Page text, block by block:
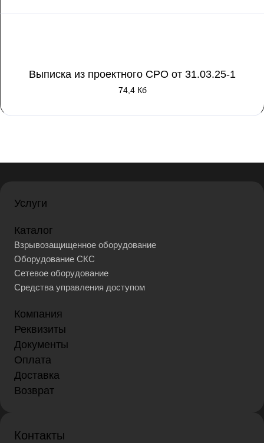
Выписка из проектного СРО от 31.03.25-1
74,4 Кб
Услуги
Каталог
Взрывозащищенное оборудование
Оборудование СКС
Сетевое оборудование
Средства управления доступом
Компания
Реквизиты
Документы
Оплата
Доставка
Возврат
Контакты